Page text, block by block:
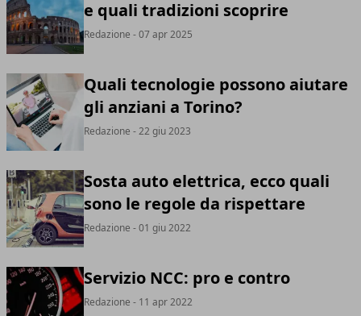
e quali tradizioni scoprire
Redazione - 07 apr 2025
Quali tecnologie possono aiutare
gli anziani a Torino?
Redazione - 22 giu 2023
Sosta auto elettrica, ecco quali
sono le regole da rispettare
Redazione - 01 giu 2022
Servizio NCC: pro e contro
Redazione - 11 apr 2022